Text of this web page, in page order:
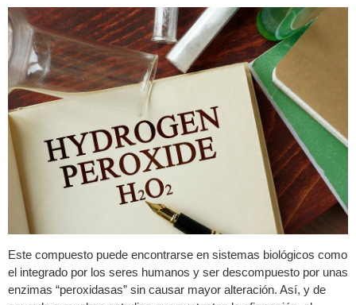
Este compuesto puede encontrarse en sistemas biológicos como
el integrado por los seres humanos y ser descompuesto por unas
enzimas “peroxidasas” sin causar mayor alteración. Así, y de